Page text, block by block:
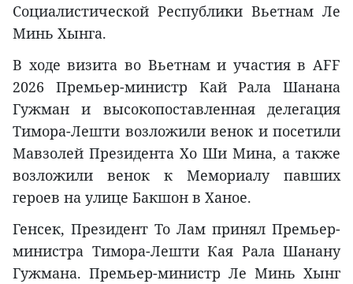
Социалистической Республики Вьетнам Ле
Минь Хынга.
В ходе визита во Вьетнам и участия в AFF
2026 Премьер-министр Кай Рала Шанана
Гужман и высокопоставленная делегация
Тимора-Лешти возложили венок и посетили
Мавзолей Президента Хо Ши Мина, а также
возложили венок к Мемориалу павших
героев на улице Бакшон в Ханое.
Генсек, Президент То Лам принял Премьер-
министра Тимора-Лешти Кая Рала Шанану
Гужмана. Премьер-министр Ле Минь Хынг